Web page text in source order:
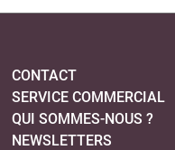
CONTACT
SERVICE COMMERCIAL
QUI SOMMES-NOUS ?
NEWSLETTERS